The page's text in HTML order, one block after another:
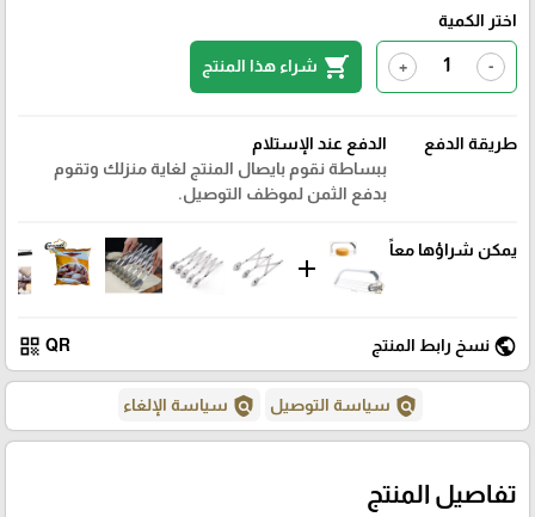
اختر الكمية
-
+
shopping_cart شراء هذا المنتج
طريقة الدفع
الدفع عند الإستلام
ببساطة نقوم بايصال المنتج لغاية منزلك وتقوم
بدفع الثمن لموظف التوصيل.
يمكن شراؤها معاً
add
public نسخ رابط المنتج QR
qr_code
policy سياسة التوصيل policy سياسة الإلغاء
تفاصيل المنتج